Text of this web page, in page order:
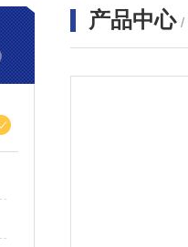
产品中心 /